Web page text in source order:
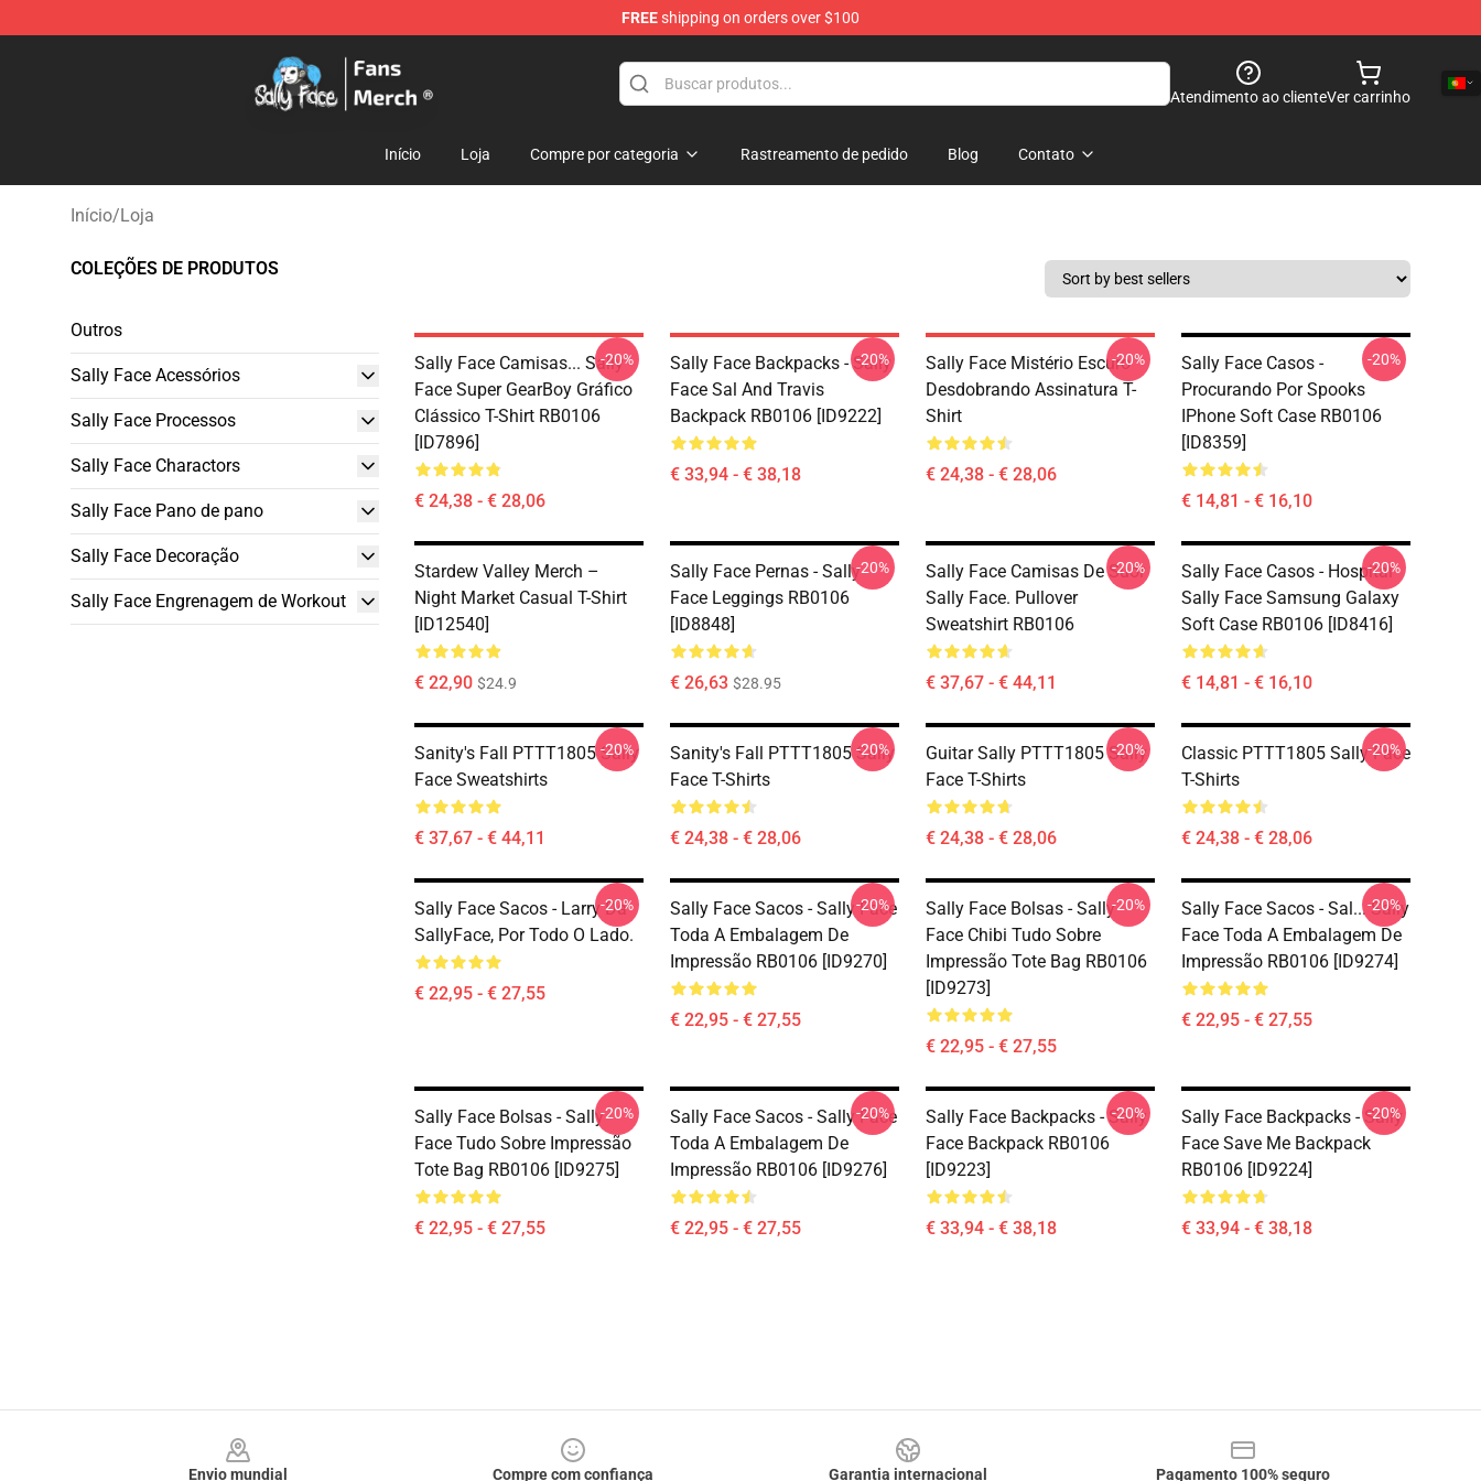
FREEshipping on orders over $100
Sally Face Store - Official Sally Face Merchandise Shop
Atendimento ao clienteVer carrinho
Início Loja Compre por categoria Rastreamento de pedido Blog Contato
Início/Loja
COLEÇÕES DE PRODUTOS
Outros
Sally Face Acessórios
Sally Face Processos
Sally Face Charactors
Sally Face Pano de pano
Sally Face Decoração
Sally Face Engrenagem de Workout
Sally Face Camisas... Sally
Face Super GearBoy Gráfico
Clássico T-Shirt RB0106
[ID7896]
€ 24,38 - € 28,06
-20%
Sally Face Backpacks - Sally
Face Sal And Travis
Backpack RB0106 [ID9222]
€ 33,94 - € 38,18
-20%
Sally Face Mistério Escuro
Desdobrando Assinatura T-
Shirt
€ 24,38 - € 28,06
-20%
Sally Face Casos -
Procurando Por Spooks
IPhone Soft Case RB0106
[ID8359]
€ 14,81 - € 16,10
-20%
Stardew Valley Merch –
Night Market Casual T-Shirt
[ID12540]
€ 22,90 $24.9
Sally Face Pernas - Sally
Face Leggings RB0106
[ID8848]
€ 26,63 $28.95
-20%
Sally Face Camisas De Suor
Sally Face. Pullover
Sweatshirt RB0106
€ 37,67 - € 44,11
-20%
Sally Face Casos - Hospital
Sally Face Samsung Galaxy
Soft Case RB0106 [ID8416]
€ 14,81 - € 16,10
-20%
Sanity's Fall PTTT1805 Sally
Face Sweatshirts
€ 37,67 - € 44,11
-20%
Sanity's Fall PTTT1805 Sally
Face T-Shirts
€ 24,38 - € 28,06
-20%
Guitar Sally PTTT1805 Sally
Face T-Shirts
€ 24,38 - € 28,06
-20%
Classic PTTT1805 Sally Face
T-Shirts
€ 24,38 - € 28,06
-20%
Sally Face Sacos - Larry Da
SallyFace, Por Todo O Lado.
€ 22,95 - € 27,55
-20%
Sally Face Sacos - Sally Face
Toda A Embalagem De
Impressão RB0106 [ID9270]
€ 22,95 - € 27,55
-20%
Sally Face Bolsas - Sally
Face Chibi Tudo Sobre
Impressão Tote Bag RB0106
[ID9273]
€ 22,95 - € 27,55
-20%
Sally Face Sacos - Sal... Sally
Face Toda A Embalagem De
Impressão RB0106 [ID9274]
€ 22,95 - € 27,55
-20%
Sally Face Bolsas - Sally
Face Tudo Sobre Impressão
Tote Bag RB0106 [ID9275]
€ 22,95 - € 27,55
-20%
Sally Face Sacos - Sally Face
Toda A Embalagem De
Impressão RB0106 [ID9276]
€ 22,95 - € 27,55
-20%
Sally Face Backpacks - Sally
Face Backpack RB0106
[ID9223]
€ 33,94 - € 38,18
-20%
Sally Face Backpacks - Sally
Face Save Me Backpack
RB0106 [ID9224]
€ 33,94 - € 38,18
-20%
Envio mundial Compre com confiança Garantia internacional Pagamento 100% seguro